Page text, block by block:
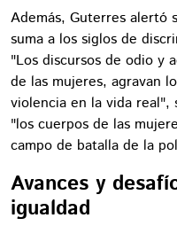
Además, Guterres alertó
suma a los siglos de
"Los discursos de odio y
de las mujeres, agravan
violencia en la vida real",
"los cuerpos de las
campo de batalla de la
Avances y
igualdad